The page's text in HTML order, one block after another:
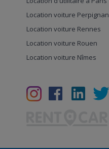
Location voiture Perpignan
Location voiture Rennes
Location voiture Rouen
Location voiture Nîmes